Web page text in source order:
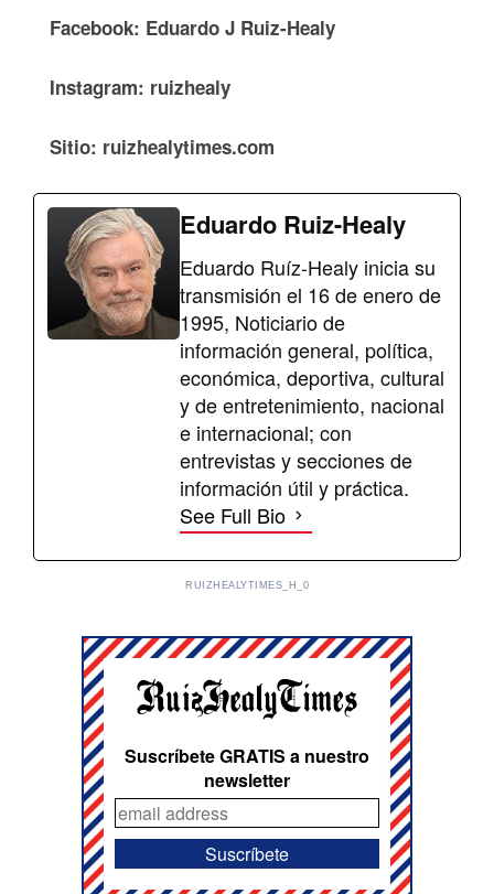
Facebook: Eduardo J Ruiz-Healy
Instagram: ruizhealy
Sitio: ruizhealytimes.com
Eduardo Ruiz-Healy
Eduardo Ruíz-Healy inicia su
transmisión el 16 de enero de
1995, Noticiario de
información general, política,
económica, deportiva, cultural
y de entretenimiento, nacional
e internacional; con
entrevistas y secciones de
información útil y práctica.
See Full Bio
RUIZHEALYTIMES_H_0
Suscríbete GRATIS a nuestro
newsletter